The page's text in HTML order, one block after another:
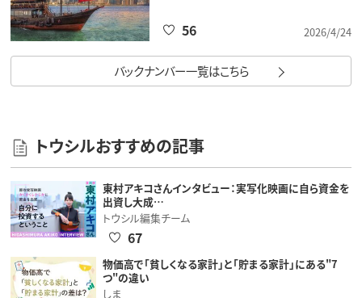
2026/4/24
56
バックナンバー一覧はこちら
トウシルおすすめの記事
東村アキコさんインタビュー：実写化映画に自ら資金を
出資し大成…
トウシル編集チーム
67
物価高で「貧しくなる家計」と「貯まる家計」にある"7
つ"の違い
しま